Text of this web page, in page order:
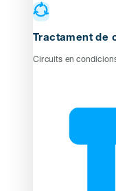
Tractament de
Circuits en